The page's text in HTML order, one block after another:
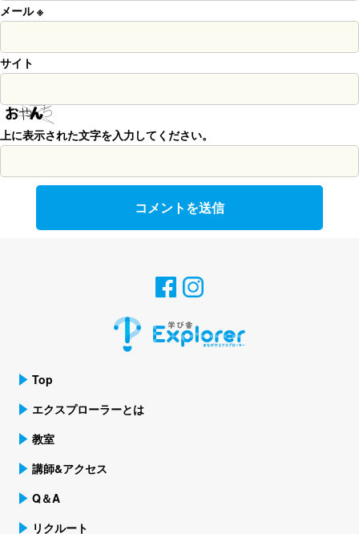
メール※
サイト
上に表示された文字を入力してください。
Top
エクスプローラーとは
教室
講師&アクセス
Q＆A
リクルート